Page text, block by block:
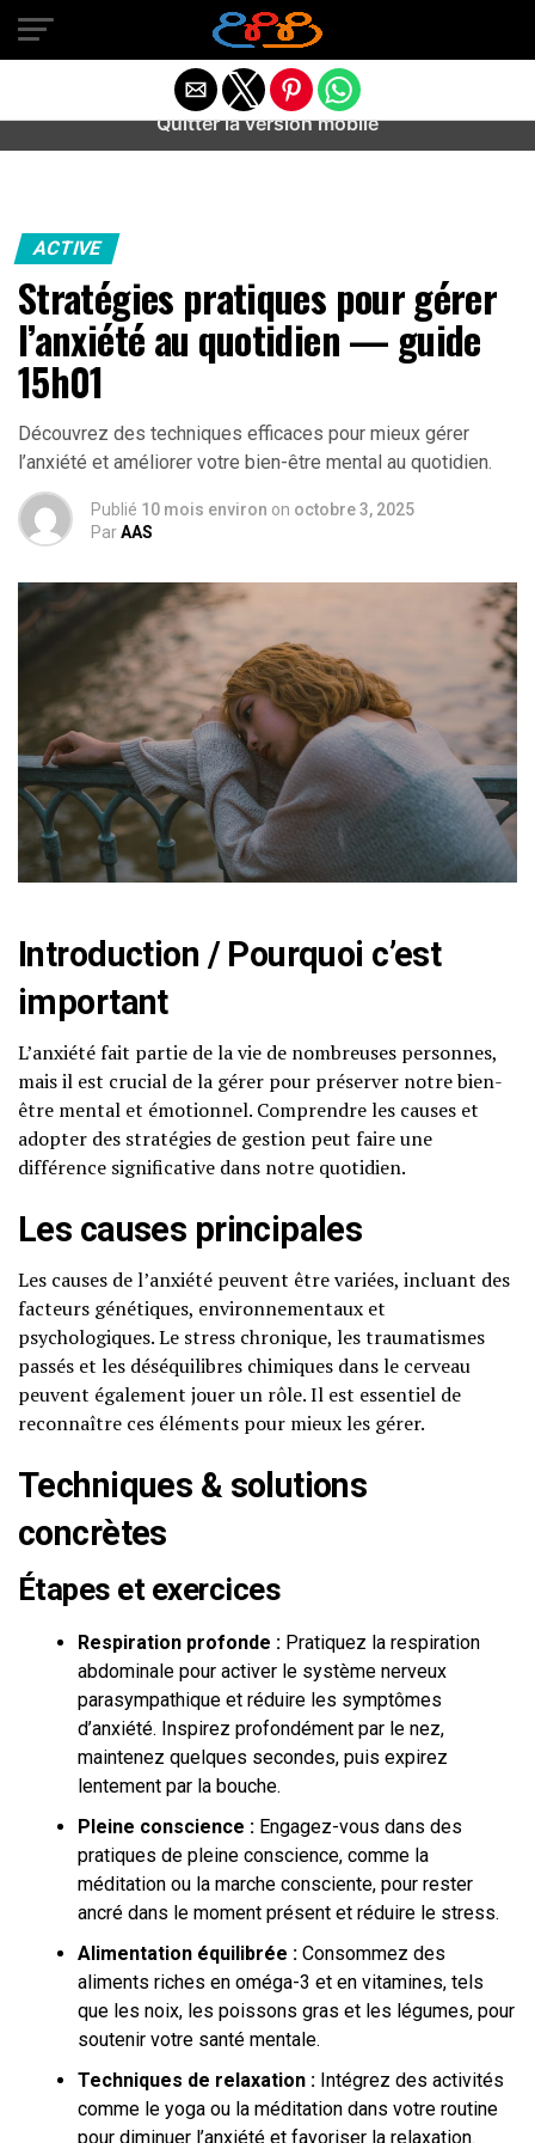
Warning
: preg_match(): Unknown modifier '/' in
/home/u589487443/domains/aideanxietestress.fr/
content/plugins/idev-post-views/includes/class-bots.php
ACTIVE
Stratégies pratiques pour gérer
l’anxiété au quotidien — guide
15h01
Découvrez des techniques efficaces pour mieux gérer
l’anxiété et améliorer votre bien-être mental au quotidien.
Publié 10 mois environ on octobre 3, 2025
ParAAS
Introduction / Pourquoi c’est
important
L’anxiété fait partie de la vie de nombreuses personnes,
mais il est crucial de la gérer pour préserver notre bien-
être mental et émotionnel. Comprendre les causes et
adopter des stratégies de gestion peut faire une
différence significative dans notre quotidien.
Les causes principales
Les causes de l’anxiété peuvent être variées, incluant des
facteurs génétiques, environnementaux et
psychologiques. Le stress chronique, les traumatismes
passés et les déséquilibres chimiques dans le cerveau
peuvent également jouer un rôle. Il est essentiel de
reconnaître ces éléments pour mieux les gérer.
Techniques & solutions
concrètes
Étapes et exercices
Respiration profonde : Pratiquez la respiration
abdominale pour activer le système nerveux
parasympathique et réduire les symptômes
d’anxiété. Inspirez profondément par le nez,
maintenez quelques secondes, puis expirez
lentement par la bouche.
Pleine conscience : Engagez-vous dans des
pratiques de pleine conscience, comme la
méditation ou la marche consciente, pour rester
ancré dans le moment présent et réduire le stress.
Alimentation équilibrée : Consommez des
aliments riches en oméga-3 et en vitamines, tels
que les noix, les poissons gras et les légumes, pour
soutenir votre santé mentale.
Techniques de relaxation : Intégrez des activités
comme le yoga ou la méditation dans votre routine
pour diminuer l’anxiété et favoriser la relaxation.
Quitter la version mobile